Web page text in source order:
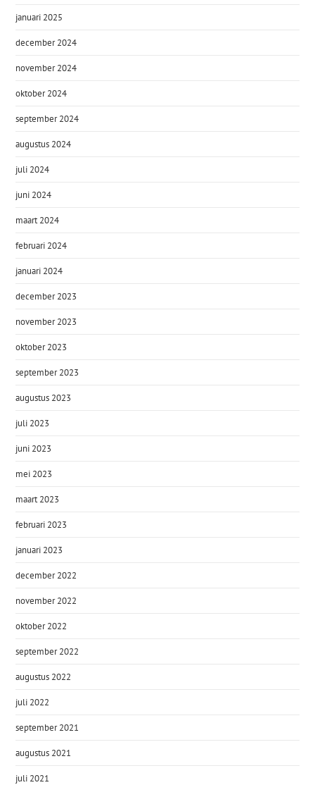
januari 2025
december 2024
november 2024
oktober 2024
september 2024
augustus 2024
juli 2024
juni 2024
maart 2024
februari 2024
januari 2024
december 2023
november 2023
oktober 2023
september 2023
augustus 2023
juli 2023
juni 2023
mei 2023
maart 2023
februari 2023
januari 2023
december 2022
november 2022
oktober 2022
september 2022
augustus 2022
juli 2022
september 2021
augustus 2021
juli 2021